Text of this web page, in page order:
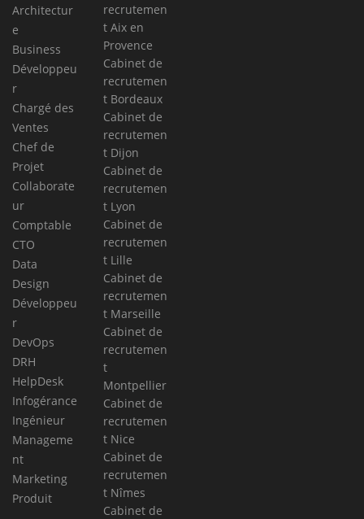
Architectur
e
Business
Développeu
r
Chargé des
Ventes
Chef de
Projet
Collaborate
ur
Comptable
CTO
Data
Design
Développeu
r
DevOps
DRH
HelpDesk
Infogérance
Ingénieur
Manageme
nt
Marketing
Produit
recrutemen
t Aix en
Provence
Cabinet de
recrutemen
t Bordeaux
Cabinet de
recrutemen
t Dijon
Cabinet de
recrutemen
t Lyon
Cabinet de
recrutemen
t Lille
Cabinet de
recrutemen
t Marseille
Cabinet de
recrutemen
t
Montpellier
Cabinet de
recrutemen
t Nice
Cabinet de
recrutemen
t Nîmes
Cabinet de